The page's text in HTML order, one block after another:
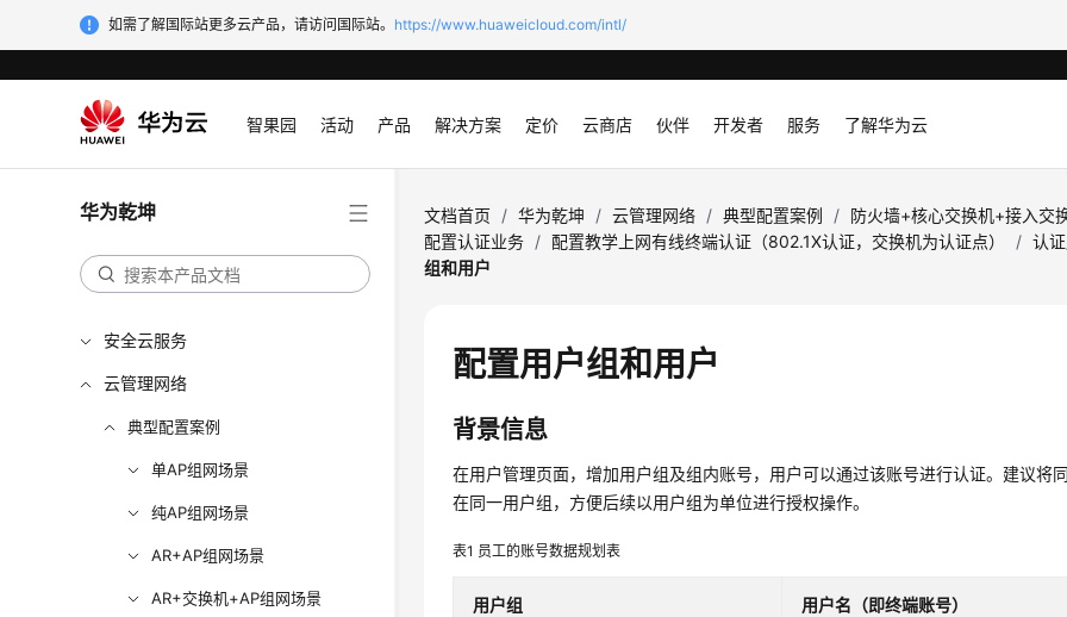
如需了解国际站更多云产品，请访问国际站。 https://www.huaweicloud.com/intl/
智果园 活动 产品 解决方案 定价 云商店 伙伴 开发者 服务 了解华为云
华为乾坤
安全云服务
云管理网络
典型配置案例
单AP组网场景
纯AP组网场景
AR+AP组网场景
AR+交换机+AP组网场景
文档首页 / 华为乾坤 / 云管理网络 / 典型配置案例 / 防火墙+核心交换机+接入交
配置认证业务 / 配置教学上网有线终端认证（802.1X认证，交换机为认证点） / 认
组和用户
配置用户组和用户
背景信息
在用户管理页面，增加用户组及组内账号，用户可以通过该账号进行认证。建议将
在同一用户组，方便后续以用户组为单位进行授权操作。
表1 员工的账号数据规划表
用户组 用户名（即终端账号）